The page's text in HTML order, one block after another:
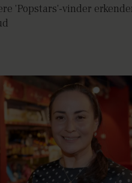
'Popstars'-vinder